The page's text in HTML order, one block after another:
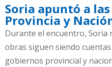
Soria apuntó a
Provincia y
Durante el encuentro, Soria
obras siguen siendo
gobiernos provincial y